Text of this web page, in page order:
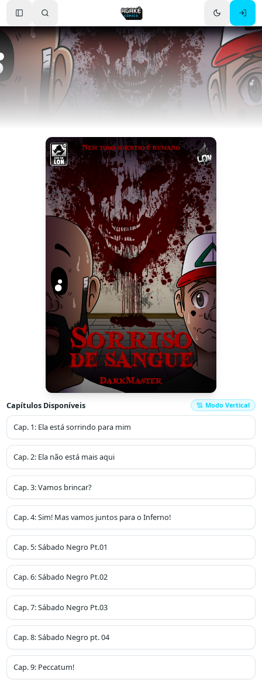
Toggle Sidebar
Capítulos Disponíveis Modo Vertical
Cap. 1: Ela está sorrindo para mim
Cap.2: Ela não está mais aqui
Cap.3:Vamos brincar?
Cap.4:Sim! Mas vamos juntos para o Inferno!
Cap.5:Sábado Negro Pt.01
Cap.6:Sábado Negro Pt.02
Cap.7:Sábado Negro Pt.03
Cap.8:Sábado Negro pt. 04
Cap.9: Peccatum!